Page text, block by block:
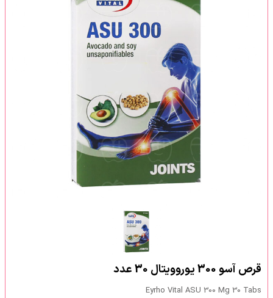
قرص آسو 300 یوروویتال 30 عدد
Eyrho Vital ASU 300 Mg 30 Tabs